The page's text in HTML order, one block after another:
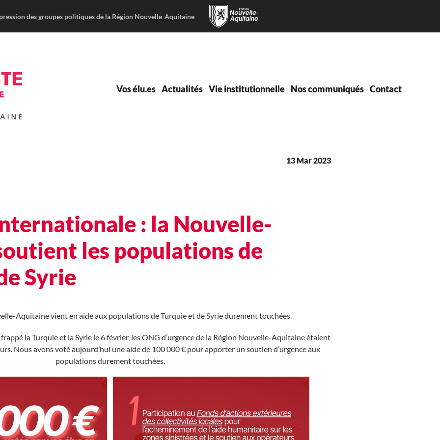
des groupes politiques de la Région Nouvelle-Aquitaine
Vos élu.es Actualités Vie institutionnelle Nos communiqués Contact
13 Mar 2023
: la Nouvelle-
les populations de
Syrie
Aquitaine vient en aide aux populations de Turquie et de Syrie durement touchées.
la Turquie et la Syrie le 6 février, les ONG d’urgence de la Région Nouvelle-Aquitaineétaient
Nous avons voté aujourd’hui une aide de 100 000 € pour apporter un soutien d’urgence aux
populations durement touchées.